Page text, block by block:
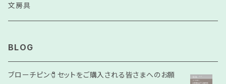
コンソサ
天然石
リピート用
文房具
BLOG
ブローチピン🧷セットをご購入される皆さまへのお願